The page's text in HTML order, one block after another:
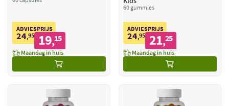
ADVIESPRIJS
24,95 19,15
Maandag in huis
60 gummies
ADVIESPRIJS
24,95 21,25
Maandag in huis